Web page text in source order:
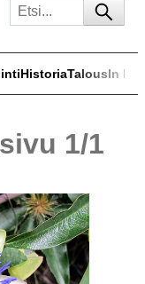
HistoriaTalousIn
1/1